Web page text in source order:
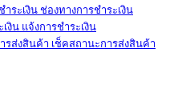
ช่องทางการชำระเงิน
แจ้งการชำระเงิน
เช็คสถานะการส่งสินค้า